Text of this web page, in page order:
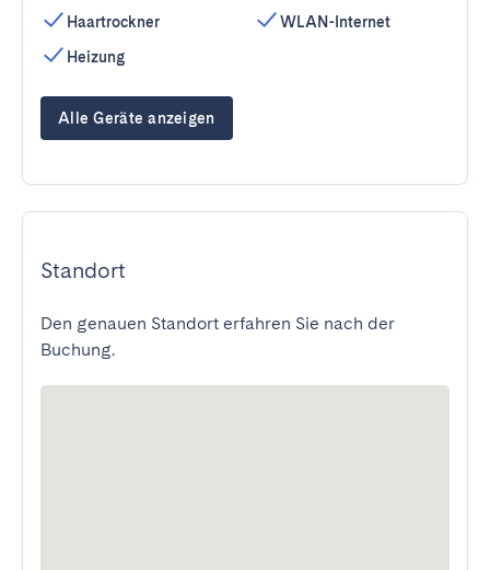
Haartrockner
Heizung
WLAN-Internet
Alle Geräte anzeigen
Standort
Den genauen Standort erfahren Sie nach der
Buchung.